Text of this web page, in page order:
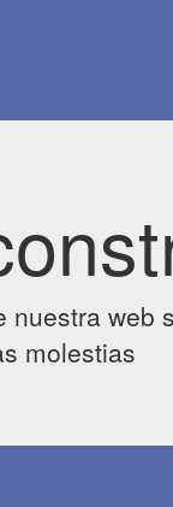
nuestra web
molestias